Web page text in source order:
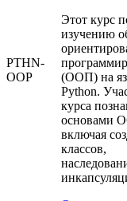
PTHN-
OOP
Этот курс
изучению
(ООП) на
Python.
курса
основами
включая
классов,